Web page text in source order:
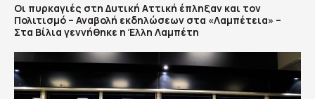
Οι πυρκαγιές στη Δυτική Αττική έπληξαν και τον
Πολιτισμό – Αναβολή εκδηλώσεων στα «Λαμπέτεια» –
Στα Βίλια γεννήθηκε η Έλλη Λαμπέτη